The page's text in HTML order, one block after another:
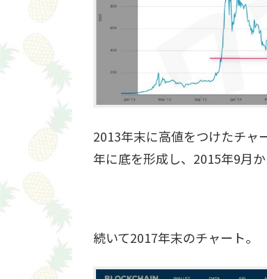
2013年末に高値をつけたチャ
年に底を形成し、2015年9月
続いて2017年末のチャート。